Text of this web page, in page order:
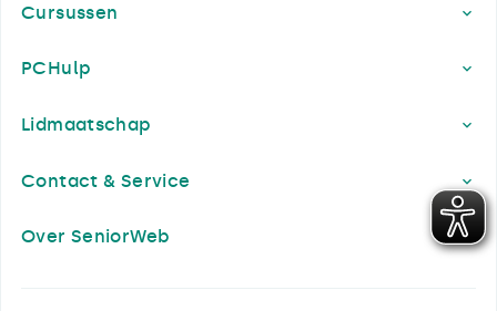
Cursussen
PCHulp
Lidmaatschap
Contact & Service
Over SeniorWeb